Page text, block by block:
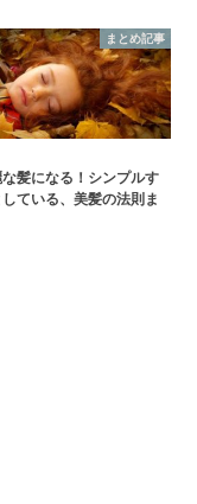
まとめ記事
髪になる！シンプルす
ている、美髪の法則ま